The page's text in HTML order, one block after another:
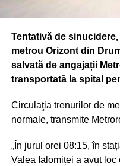
Tentativă de
metrou Orizont din
salvată de angajații
transportată la spital
Circulaţia trenurilor de
normale, transmite
„În jurul orei 08:15, în
Valea Ialomiței a avut loc